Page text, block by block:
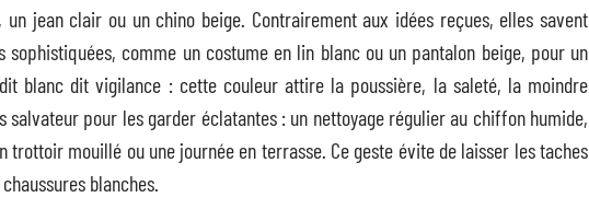
un jean clair ou un chino beige. Contrairement aux idées reçues, elles savent
sophistiquées, comme un costume en lin blanc ou un pantalon beige, pour un
blanc dit vigilance : cette couleur attire la poussière, la saleté, la moindre
salvateur pour les garder éclatantes : un nettoyage régulier au chiffon humide,
trottoir mouillé ou une journée en terrasse. Ce geste évite de laisser les taches
blanches.